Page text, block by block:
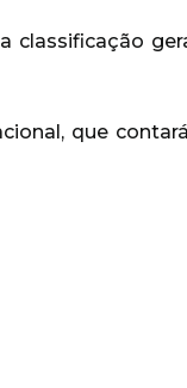
classificação
que